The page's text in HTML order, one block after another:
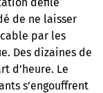
de ne laisser
par les
Des dizaines de
d’heure. Le
s’engouffrent